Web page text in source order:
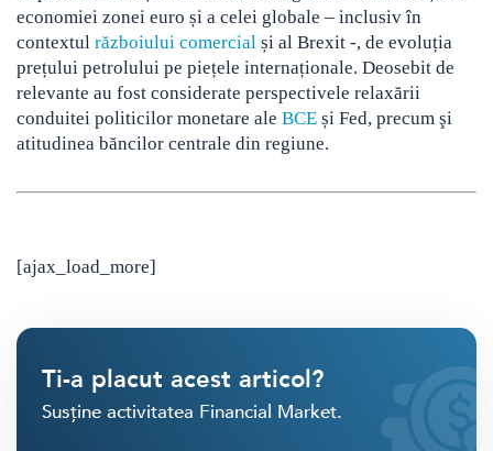
economiei zonei euro și a celei globale – inclusiv în
contextul războiului comercial și al Brexit -, de evoluția
prețului petrolului pe piețele internaționale. Deosebit de
relevante au fost considerate perspectivele relaxării
conduitei politicilor monetare ale BCE și Fed, precum şi
atitudinea băncilor centrale din regiune.
[ajax_load_more]
Ti-a placut acest articol?
Susține activitatea Financial Market.